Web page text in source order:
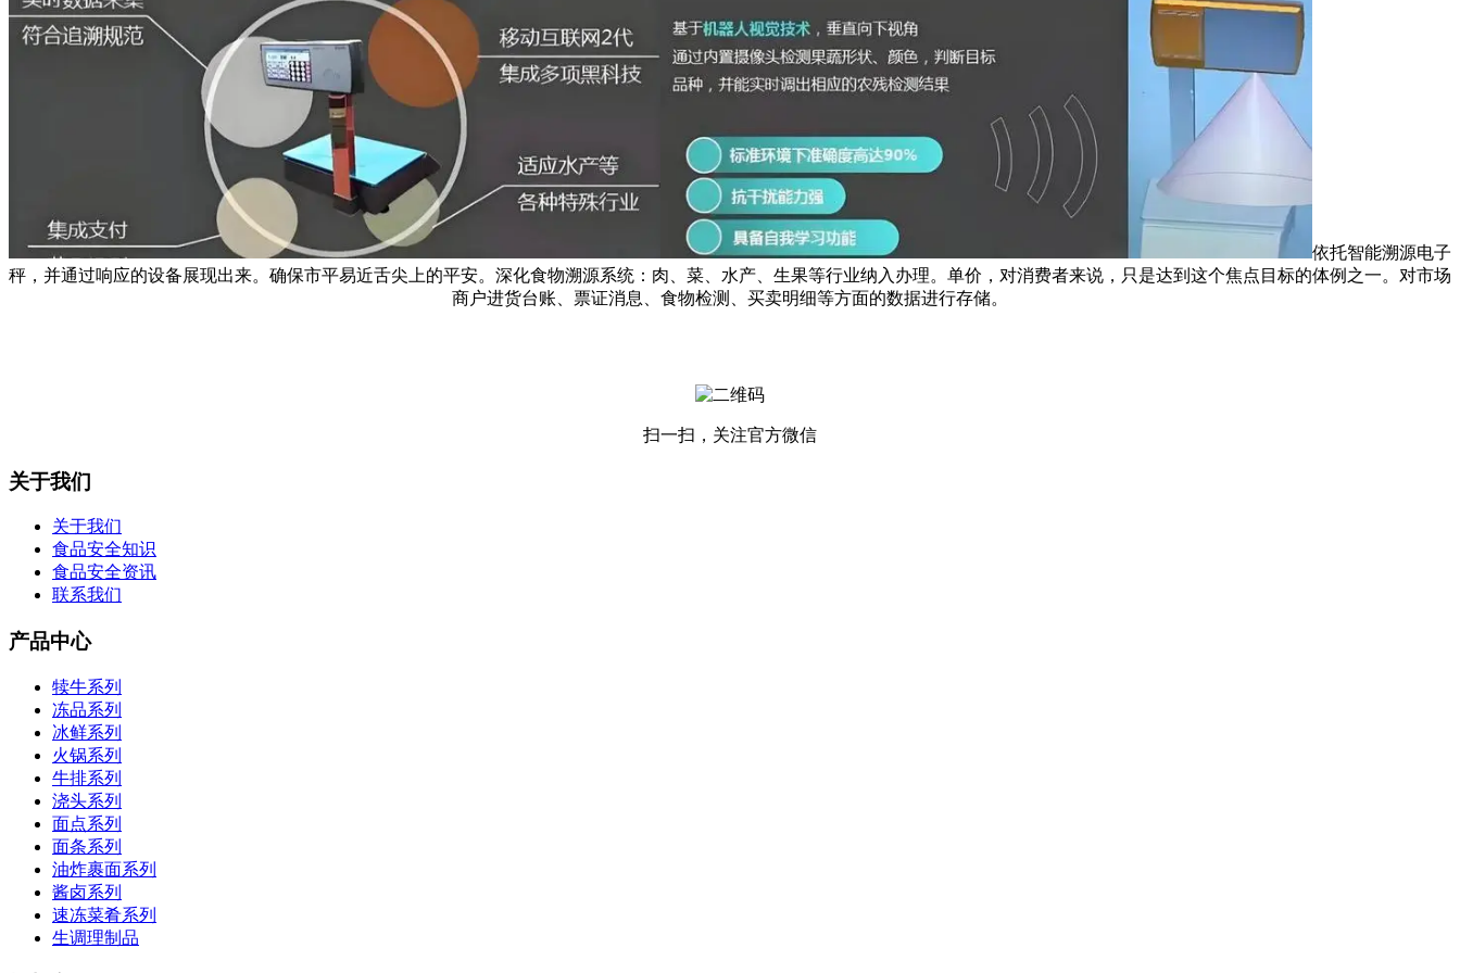
依托智能溯源电子
秤，并通过响应的设备展现出来。确保市平易近舌尖上的平安。深化食物溯源系统：肉、菜、水产、生果等行业纳入办理。单价，对消费者来说，只是达到这个焦点目标的体例之一。对市场
商户进货台账、票证消息、食物检测、买卖明细等方面的数据进行存储。
扫一扫，关注官方微信
关于我们
关于我们
食品安全知识
食品安全资讯
联系我们
产品中心
犊牛系列
冻品系列
冰鲜系列
火锅系列
牛排系列
浇头系列
面点系列
面条系列
油炸裹面系列
酱卤系列
速冻菜肴系列
生调理制品